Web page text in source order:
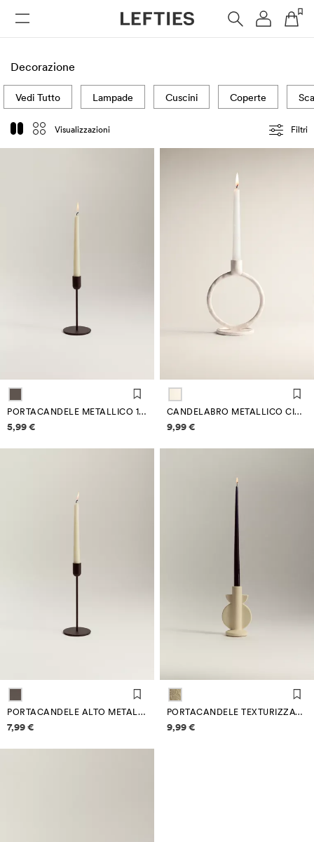
Decorazione
Visualizzazioni Filtri
Vedi Tutto Lampade Cuscini Coperte
PORTACANDELE METALLICO 16 CM
Informazioni sui prezzi
5,99 €
CANDELABRO METALLICO CIRCOLARE
Informazioni sui prezzi
9,99 €
PORTACANDELE ALTO METALLICO 21 CM
Informazioni sui prezzi
7,99 €
PORTACANDELE TEXTURIZZATO
Informazioni sui prezzi
9,99 €